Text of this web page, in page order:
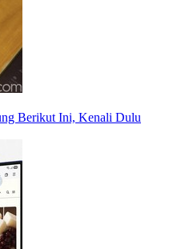
Berikut Ini, Kenali Dulu